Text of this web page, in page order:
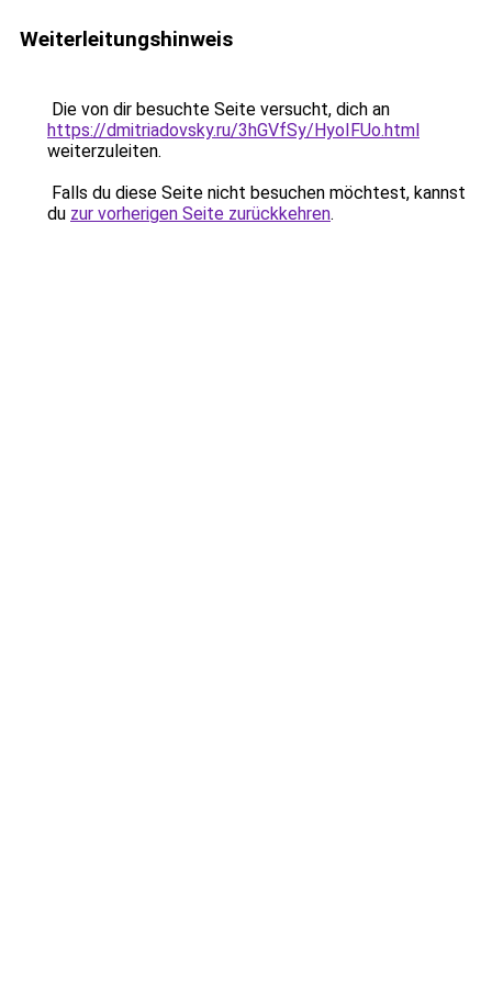
Weiterleitungshinweis
Die von dir besuchte Seite versucht, dich an
https://dmitriadovsky.ru/3hGVfSy/HyoIFUo.html
weiterzuleiten.
Falls du diese Seite nicht besuchen möchtest, kannst
du zur vorherigen Seite zurückkehren.